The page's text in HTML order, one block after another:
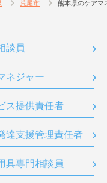
荒尾市 熊本県のケアマ
談員
ネジャー
ス提供責任者
達支援管理責任者
具専門相談員